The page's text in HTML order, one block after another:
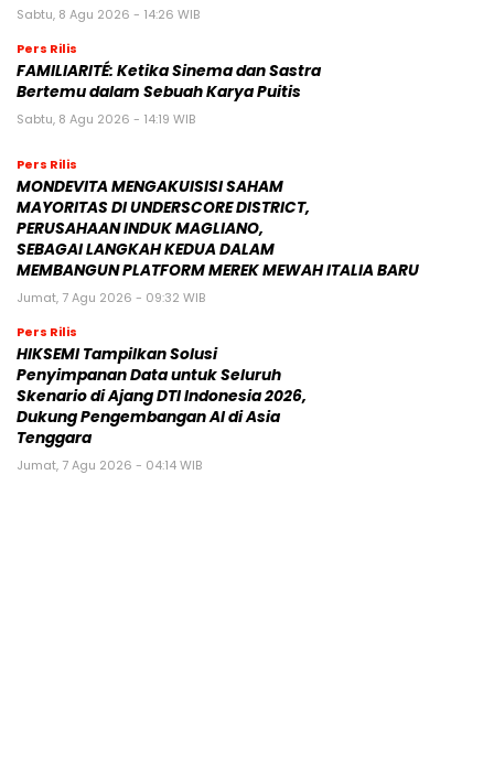
Sabtu, 8 Agu 2026 - 14:26 WIB
Pers Rilis
FAMILIARITÉ: Ketika Sinema dan Sastra
Bertemu dalam Sebuah Karya Puitis
Sabtu, 8 Agu 2026 - 14:19 WIB
Pers Rilis
MONDEVITA MENGAKUISISI SAHAM
MAYORITAS DI UNDERSCORE DISTRICT,
PERUSAHAAN INDUK MAGLIANO,
SEBAGAI LANGKAH KEDUA DALAM
MEMBANGUN PLATFORM MEREK MEWAH ITALIA BARU
Jumat, 7 Agu 2026 - 09:32 WIB
Pers Rilis
HIKSEMI Tampilkan Solusi
Penyimpanan Data untuk Seluruh
Skenario di Ajang DTI Indonesia 2026,
Dukung Pengembangan AI di Asia
Tenggara
Jumat, 7 Agu 2026 - 04:14 WIB